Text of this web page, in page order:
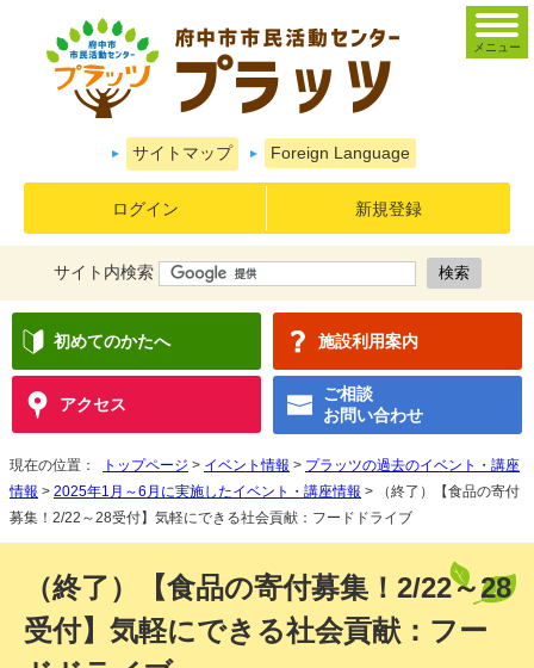
サイトマップ Foreign Language
ログイン 新規登録
サイト内検索
初めてのかたへ 施設利用案内
アクセス
ご相談
お問い合わせ
メニュー
現在の位置： トップページ > イベント情報 > プラッツの過去のイベント・講座
情報 > 2025年1月～6月に実施したイベント・講座情報 > （終了）【食品の寄付
募集！2/22～28受付】気軽にできる社会貢献：フードドライブ
（終了）【食品の寄付募集！2/22～28
受付】気軽にできる社会貢献：フー